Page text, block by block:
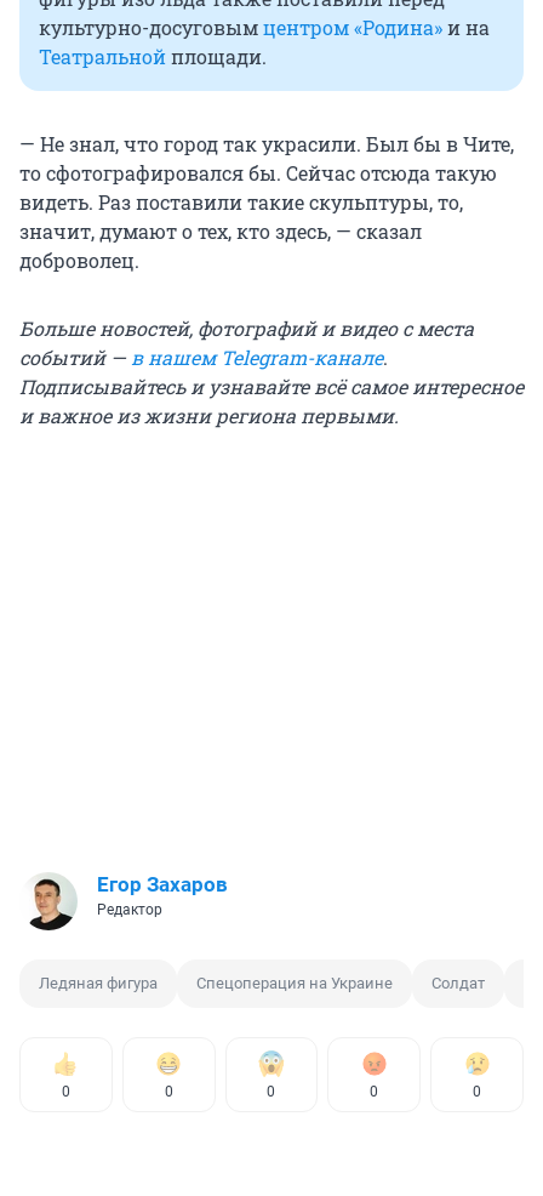
культурно-досуговымцентром «Родина»и на
Театральнойплощади.
— Не знал, что город так украсили. Был бы в Чите,
то сфотографировался бы. Сейчас отсюда такую
видеть. Раз поставили такие скульптуры, то,
значит, думают о тех, кто здесь, — сказал
доброволец.
Больше новостей, фотографий и видео с места
событий —в нашем Telegram-канале.
Подписывайтесь и узнавайте всё самое интересное
и важное из жизни региона первыми.
Егор Захаров
Редактор
Ледяная фигура Спецоперация на Украине Солдат
0 0 0 0 0